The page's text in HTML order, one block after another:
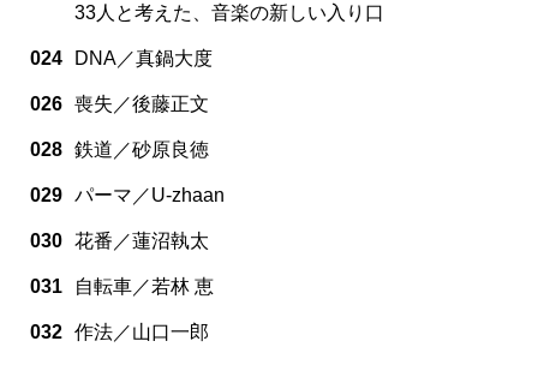
33人と考えた、音楽の新しい入り口
024 DNA／真鍋大度
026 喪失／後藤正文
028 鉄道／砂原良徳
029 パーマ／U-zhaan
030 花番／蓮沼執太
031 自転車／若林 恵
032 作法／山口一郎